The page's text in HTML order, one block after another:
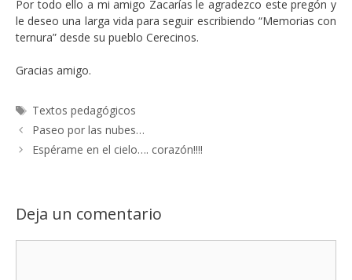
Por todo ello a mi amigo Zacarías le agradezco este pregón y
le deseo una larga vida para seguir escribiendo “Memorias con
ternura” desde su pueblo Cerecinos.
Gracias amigo.
Etiquetas
Textos pedagógicos
Paseo por las nubes…
Espérame en el cielo…. corazón!!!!
Deja un comentario